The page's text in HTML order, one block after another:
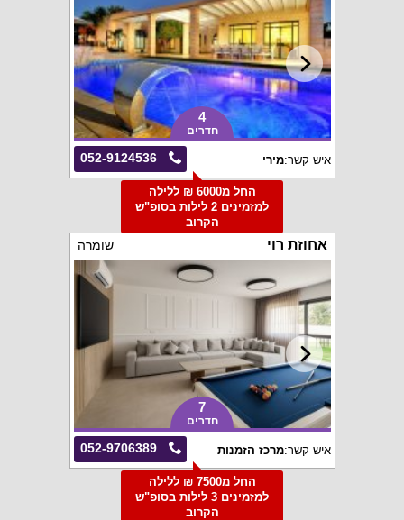
4
חדרים
052-9124536 איש קשר:מירי
החל מ6000 ₪ ללילה
למזמינים 2 לילות בסופ"ש
הקרוב
אחוזת רוי שומרה
7
חדרים
052-9706389 איש קשר:מרכז הזמנות
החל מ7500 ₪ ללילה
למזמינים 3 לילות בסופ"ש
הקרוב